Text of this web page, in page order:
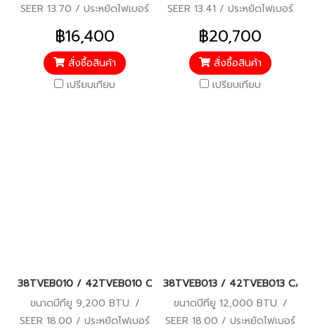
SEER 13.70 / ประหยัดไฟเบอร์
5 / มอก.2134-2533,
มอก.1529-2561 / คอยล์
ทองแดง / รับประกัน
คอมเพรสเซอร์ 10 ปี อะไหล่ 3 ปี
฿16,400
สั่งซื้อสินค้า
เปรียบเทียบ
SEER 13.41 / ประหยัดไฟเบอร์
5 / มอก.2134-2533,
มอก.1529-2561 / คอยล์
ทองแดง / รับประกัน
คอมเพรสเซอร์ 10 ปี อะไหล่ 3 ปี
฿20,700
สั่งซื้อสินค้า
เปรียบเทียบ
38TVEB010 / 42TVEB010 CARRIER COPPER ION (COPPER
ขนาดบีทียู 9,200 BTU. /
SEER 18.00 / ประหยัดไฟเบอร์
38TVEB013 / 42TVEB013
ขนาดบีทียู 12,000 BTU. /
SEER 18.00 / ประหยัดไฟเบอร์